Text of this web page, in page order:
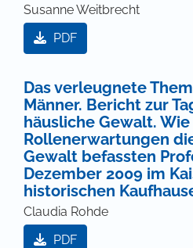
Susanne Weitbrecht
PDF
Das verleugnete
Männer. Bericht zur
häusliche Gewalt.
Rollenerwartungen
Gewalt befassten
Dezember 2009 im
historischen
Claudia Rohde
PDF